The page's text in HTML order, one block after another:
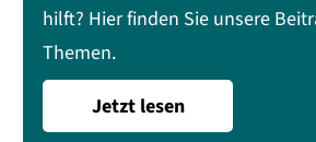
hilft? Hier finden Sie unsere
Themen.
Jetzt lesen